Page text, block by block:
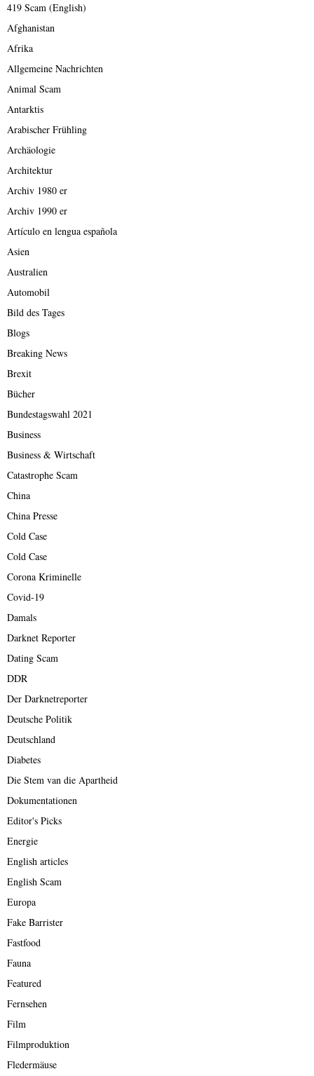
419 Scam (English)
Afghanistan
Afrika
Allgemeine Nachrichten
Animal Scam
Antarktis
Arabischer Frühling
Archäologie
Architektur
Archiv 1980 er
Archiv 1990 er
Artículo en lengua española
Asien
Australien
Automobil
Bild des Tages
Blogs
Breaking News
Brexit
Bücher
Bundestagswahl 2021
Business
Business & Wirtschaft
Catastrophe Scam
China
China Presse
Cold Case
Cold Case
Corona Kriminelle
Covid-19
Damals
Darknet Reporter
Dating Scam
DDR
Der Darknetreporter
Deutsche Politik
Deutschland
Diabetes
Die Stem van die Apartheid
Dokumentationen
Editor's Picks
Energie
English articles
English Scam
Europa
Fake Barrister
Fastfood
Fauna
Featured
Fernsehen
Film
Filmproduktion
Fledermäuse